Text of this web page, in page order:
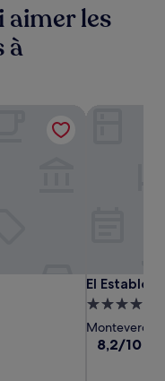
aimer les
à
Koora
Hotel
by
Sandglass
El
Establo
Mountain
Hotel
El Establo
El Establo
5.0 étoiles
Monteverde
8.2
8,2/10
El Establo